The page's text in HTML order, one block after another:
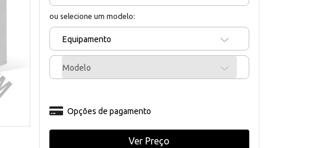
ou selecione um modelo:
Equipamento
Modelo
Opções de pagamento
Ver Preço